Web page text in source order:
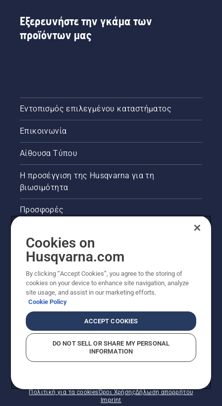
Εξερευνήστε την γκάμα των
προϊόντων μας
Εντοπισμός επιλεγμένου καταστήματος
Επικοινωνία
Αίθουσα Τύπου
Η προσέγγιση της Husqvarna για τη
βιωσιμότητα
Προσφορές
Άλλοι ιστότοποι Husqvarna
© Husqvarna AB (δημοσ.) Με την επιφύλαξη παντός
Πολιτική για τα cookiesΌροι ΧρήσηςΔήλωση απορρήτου
Imprint
Cookies on
Husqvarna.com
By clicking “Accept Cookies”, you agree to the storing of
cookies on your device to enhance site navigation, analyze
site usage, and assist in our marketing efforts.
Cookie Policy
ACCEPT COOKIES
DO NOT SELL OR SHARE MY PERSONAL
INFORMATION